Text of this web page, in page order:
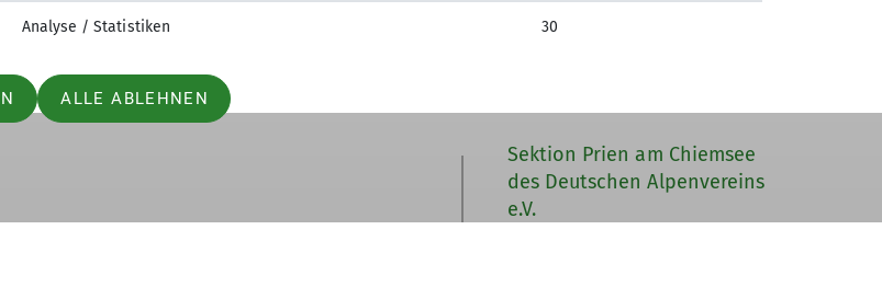
Sektion Prien am Chiemsee
des Deutschen Alpenvereins
e.V.
Analyse / Statistiken 30
ALLE ABLEHNEN